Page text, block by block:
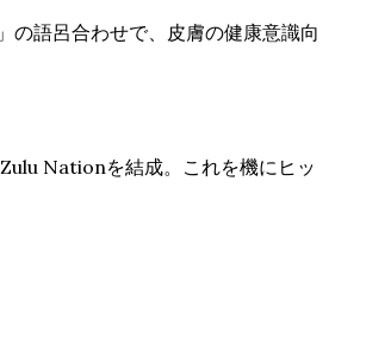
の語呂合わせで、皮膚の健康意識向
Nationを結成。これを機にヒッ